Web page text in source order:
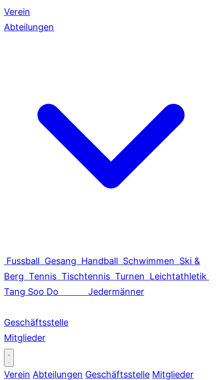
Verein
Abteilungen
Fussball Gesang Handball Schwimmen Ski &
Berg Tennis Tischtennis Turnen Leichtathletik
Tang Soo Do
Jedermänner
Geschäftsstelle
Mitglieder
Verein Abteilungen Geschäftsstelle Mitglieder